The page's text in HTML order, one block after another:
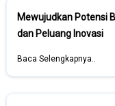
Mewujudkan Potensi
dan Peluang Inovasi
Baca Selengkapnya..